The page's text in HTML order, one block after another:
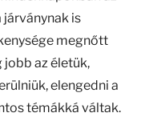
járványnak is
megnőtt
jobb az életük,
elengedni a
témákká váltak.